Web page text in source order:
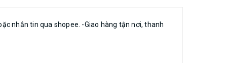
nhắn tin qua shopee. -Giao hàng tận nơi, thanh